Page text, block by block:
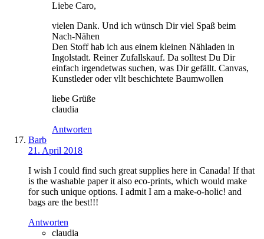
Liebe Caro,
vielen Dank. Und ich wünsch Dir viel Spaß beim
Nach-Nähen
Den Stoff hab ich aus einem kleinen Nähladen in
Ingolstadt. Reiner Zufallskauf. Da solltest Du Dir
einfach irgendetwas suchen, was Dir gefällt. Canvas,
Kunstleder oder vllt beschichtete Baumwollen
liebe Grüße
claudia
Antworten
Barb
21. April 2018
I wish I could find such great supplies here in Canada! If that
is the washable paper it also eco-prints, which would make
for such unique options. I admit I am a make-o-holic! and
bags are the best!!!
Antworten
claudia